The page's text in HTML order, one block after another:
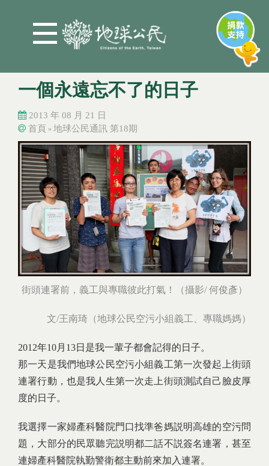
一個永遠忘不了的日子
2013 年 08 月 21 日
您在這裡
首頁 » 地球公民通訊 第18期
您在這裡
街頭連署前，義工與專職彼此打氣！（攝影/ 何俊彥）
文/王南琦（地球公民空污小組義工、專職媽媽）
2012年10月13日是我一輩子都會記得的日子。
那一天是我們地球公民空污小組義工第一次發起上街頭
連署行動，也是我人生第一次走上街頭測試自己臉皮厚
度的日子。
我選擇一家婦產科醫院門口找準爸媽説明高雄的空污問
題，大部分的民眾聽完説明都二話不説簽名連署，甚至
連婦產科醫院執勤警衛都主動前來加入連署。